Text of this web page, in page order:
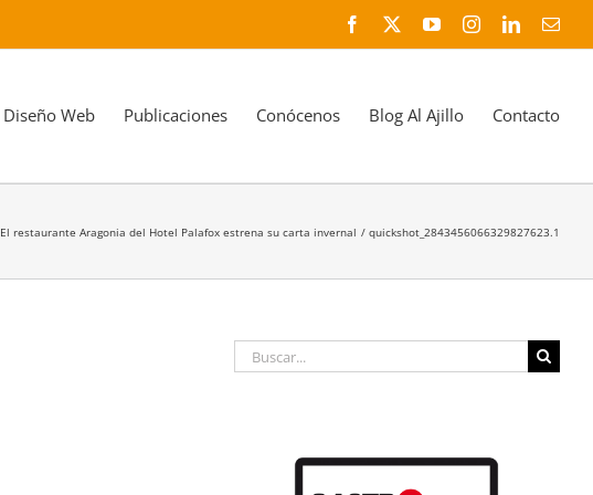
Facebook YouTubeInstagramLinkedIn
Diseño Web Publicaciones Conócenos Blog Al Ajillo Contacto
El restaurante Aragonia del Hotel Palafox estrena su carta invernal quickshot_2843456066329827623.1
Buscar: